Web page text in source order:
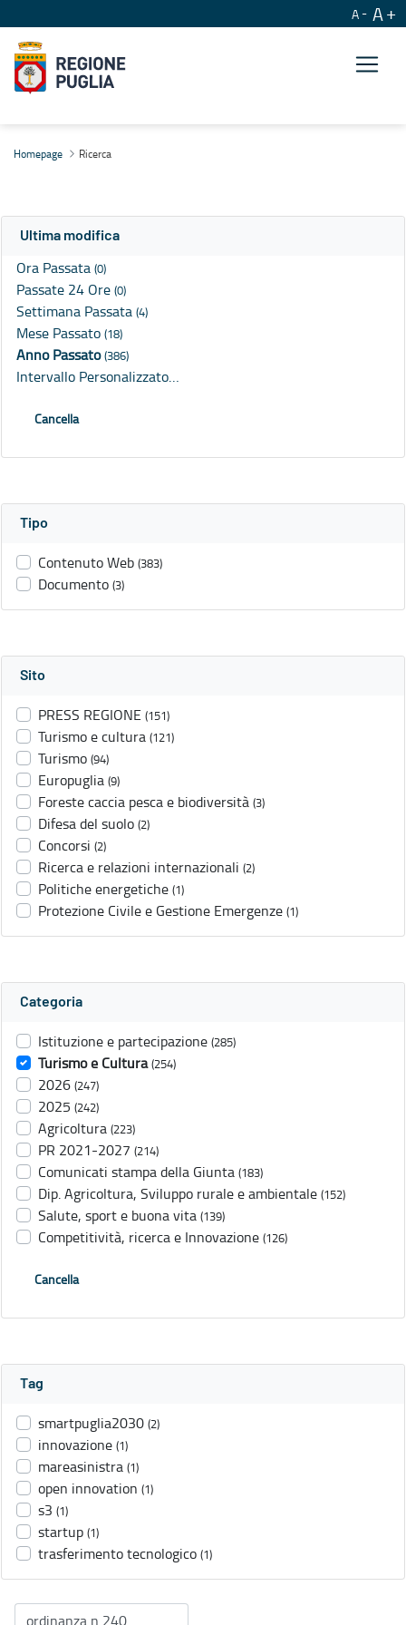
A A
Homepage Ricerca
Ultima modifica
Ora Passata (0)
Passate 24 Ore (0)
Settimana Passata (4)
Mese Passato (18)
Anno Passato(386)
Intervallo Personalizzato…
Cancella
Tipo
Contenuto Web (383)
Documento (3)
Sito
PRESS REGIONE (151)
Turismo e cultura (121)
Turismo (94)
Europuglia (9)
Foreste caccia pesca e biodiversità (3)
Difesa del suolo (2)
Concorsi (2)
Ricerca e relazioni internazionali (2)
Politiche energetiche (1)
Protezione Civile e Gestione Emergenze (1)
Categoria
Istituzione e partecipazione (285)
Turismo e Cultura (254)
2026 (247)
2025 (242)
Agricoltura (223)
PR 2021-2027 (214)
Comunicati stampa della Giunta (183)
Dip. Agricoltura, Sviluppo rurale e ambientale (152)
Salute, sport e buona vita (139)
Competitività, ricerca e Innovazione (126)
Cancella
Tag
smartpuglia2030 (2)
innovazione (1)
mareasinistra (1)
open innovation (1)
s3 (1)
startup (1)
trasferimento tecnologico (1)